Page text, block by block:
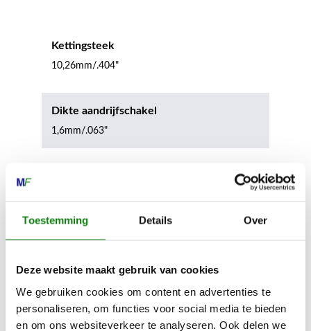
Toestemming Details Over
Deze website maakt gebruik van cookies
We gebruiken cookies om content en advertenties te
personaliseren, om functies voor social media te bieden
en om ons websiteverkeer te analyseren. Ook delen we
Kettingsteek
10,26mm/.404"
Dikte aandrijfschakel
1,6mm/.063"
Kiehoek 26
8801 RD Franeker